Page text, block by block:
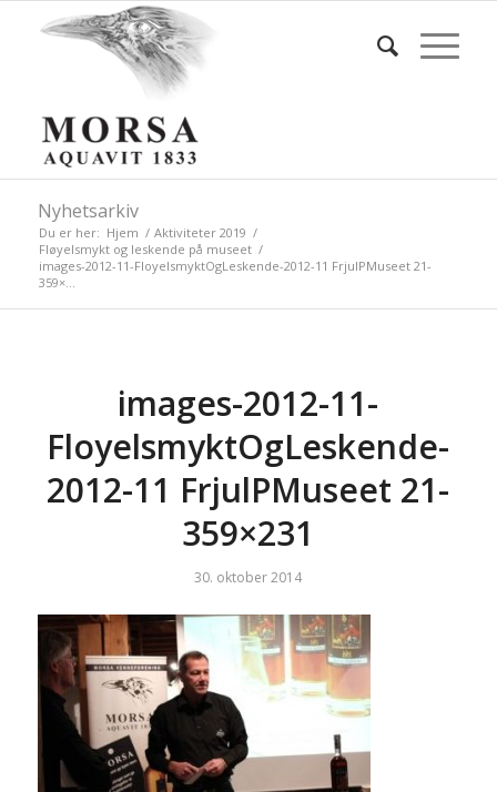
Nyhetsarkiv
Du er her: Hjem / Aktiviteter 2019 /
Fløyelsmykt og leskende på museet /
images-2012-11-FloyelsmyktOgLeskende-2012-11 FrjulPMuseet 21-
359×...
images-2012-11-
FloyelsmyktOgLeskende-
2012-11 FrjulPMuseet 21-
359×231
30. oktober 2014